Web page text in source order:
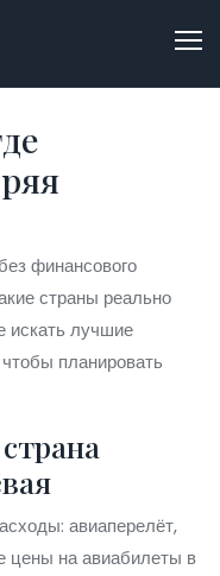
финансового
страны реально
искать лучшие
планировать
авиаперелёт,
цены на авиабилеты в